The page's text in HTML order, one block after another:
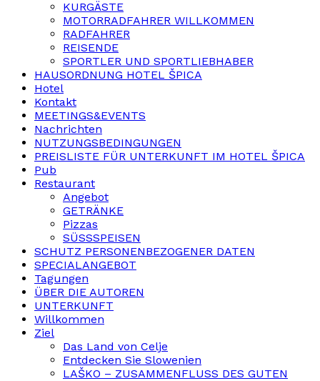
KURGÄSTE
MOTORRADFAHRER WILLKOMMEN
RADFAHRER
REISENDE
SPORTLER UND SPORTLIEBHABER
HAUSORDNUNG HOTEL ŠPICA
Hotel
Kontakt
MEETINGS&EVENTS
Nachrichten
NUTZUNGSBEDINGUNGEN
PREISLISTE FÜR UNTERKUNFT IM HOTEL ŠPICA
Pub
Restaurant
Angebot
GETRÄNKE
Pizzas
SÜSSSPEISEN
SCHUTZ PERSONENBEZOGENER DATEN
SPECIALANGEBOT
Tagungen
ÜBER DIE AUTOREN
UNTERKUNFT
Willkommen
Ziel
Das Land von Celje
Entdecken Sie Slowenien
LAŠKO – ZUSAMMENFLUSS DES GUTEN